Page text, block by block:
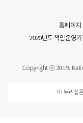
홈페이지
2020년도 책임운영
Copyright ⓒ 2019.
이 누리집